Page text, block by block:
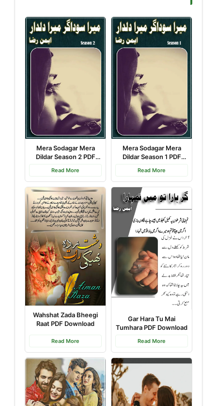
Mera Sodagar Mera
Dildar Season 2 PDF
Read More
Mera Sodagar Mera
Dildar Season 1 PDF
Read More
Wahshat Zada Bheegi
Raat PDF Download
Read More
Gar Hara Tu Mai
Tumhara PDF Download
Read More